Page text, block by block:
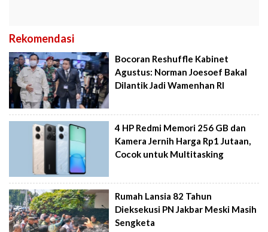
Rekomendasi
Bocoran Reshuffle Kabinet
Agustus: Norman Joesoef Bakal
Dilantik Jadi Wamenhan RI
4 HP Redmi Memori 256 GB dan
Kamera Jernih Harga Rp1 Jutaan,
Cocok untuk Multitasking
Rumah Lansia 82 Tahun
Dieksekusi PN Jakbar Meski Masih
Sengketa